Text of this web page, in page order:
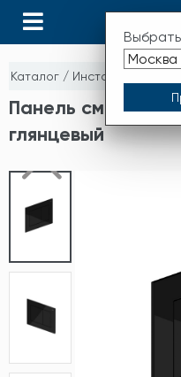
Каталог / Инсталяции для
Панель смыва
глянцевый